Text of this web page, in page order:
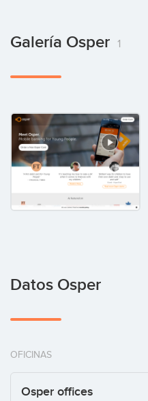
Galería Osper 1
Datos Osper
OFICINAS
Osper offices